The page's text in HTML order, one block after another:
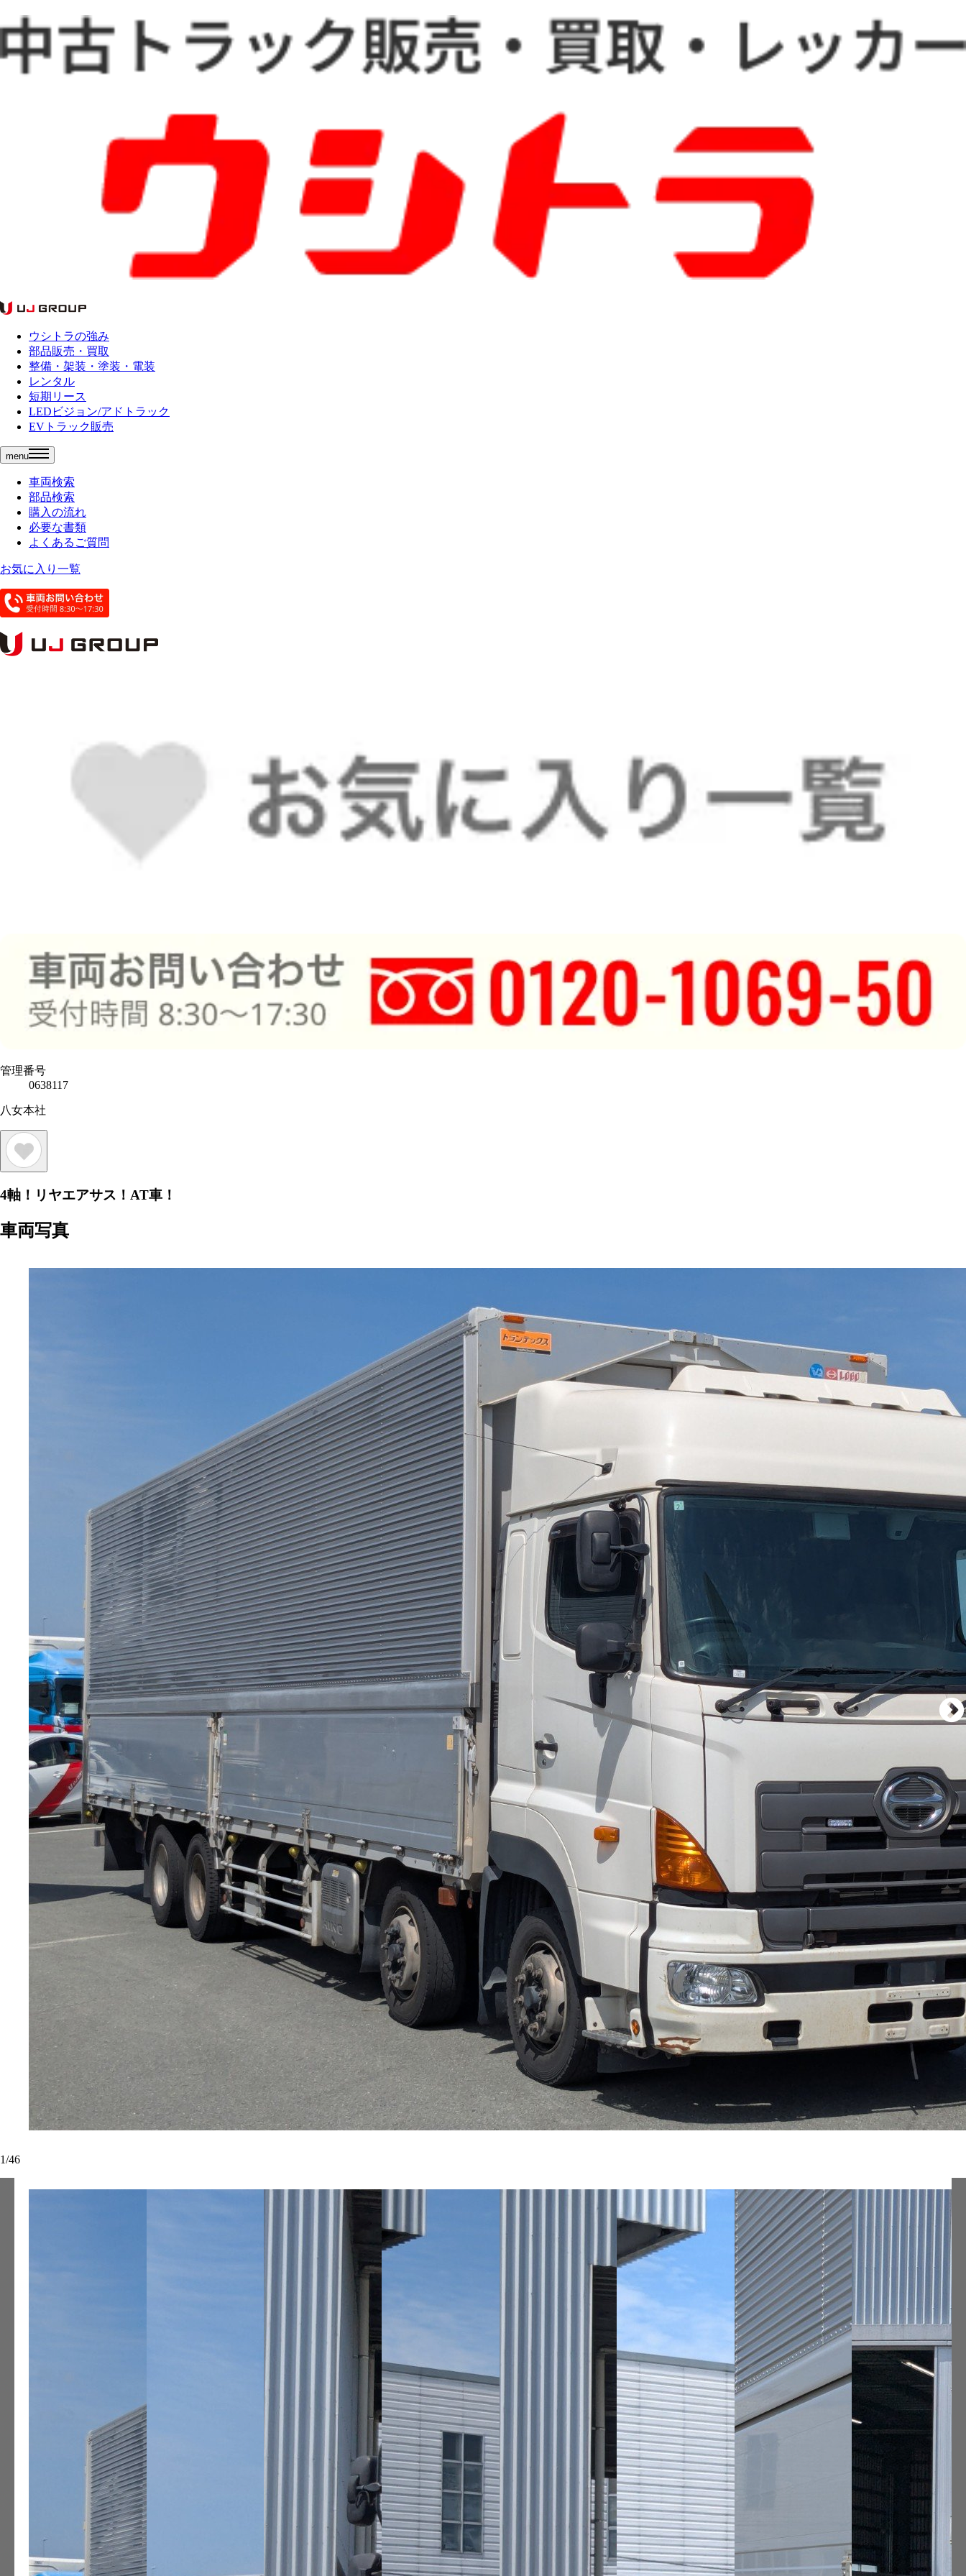
ウシトラの強み
部品販売・買取
整備・架装・塗装・電装
レンタル
短期リース
LEDビジョン/アドトラック
EVトラック販売
menu
車両検索
部品検索
購入の流れ
必要な書類
よくあるご質問
お気に入り一覧
管理番号
0638117
八女本社
4軸！リヤエアサス！AT車！
車両写真
1/46